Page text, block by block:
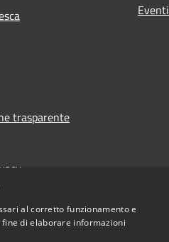
Eventi
trasparente
accessibilità
al corretto funzionamento e
di elaborare informazioni